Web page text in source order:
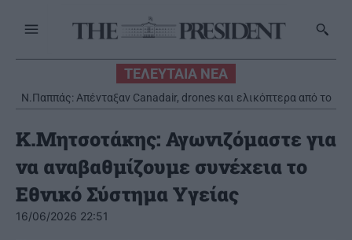
ΤΕΛΕΥΤΑΙΑ ΝΕΑ
Ν.Παππάς: Απένταξαν Canadair, drones και ελικόπτερα από το
Ταμείο Ανάκαμψης και οι πυροσβέστες μας παλεύουν τις
Κ.Μητσοτάκης: Αγωνιζόμαστε για
να αναβαθμίζουμε συνέχεια το
Εθνικό Σύστημα Υγείας
16/06/2026 22:51